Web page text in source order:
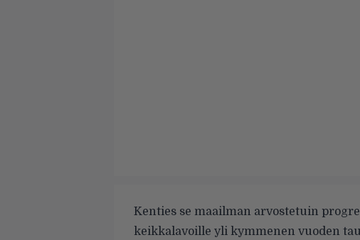
Kenties se maailman arvostetuin
keikkalavoille yli kymmenen vuoden